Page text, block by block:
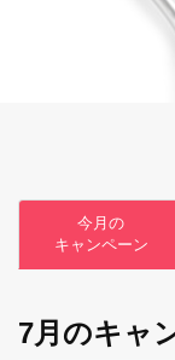
今月の
キャンペーン
7月のキャ